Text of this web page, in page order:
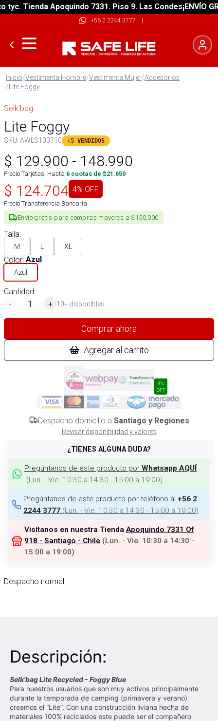
Tienda Apoquindo 7331. Piso 9. Las Condes¡ENVÍO
+56 2 2244 3777 |
Inicio/Vestimenta Hombre/Vestimenta Mujer/Accesorios
/Lite Foggy
Selk'bag
Lite Foggy
SKU: AWLS100710 +5 VENDIDOS
$ 129.900 - 148.990
Precio Tarjetas: Hasta 6 cuotas de $21.650
$ 124.704 4% OFF
Precio Transferencia Bancaria
Envío gratis para compras mayores a $150.000
Talla:
M L XL
Color: Azul
Azul
Cantidad:
-
+ 10+ disponibles
Comprar ahora
Agregar al carrito
4%
OFF
Despacho domicilio a Santiago y Regiones
Revisar disponibilidad y valores
¿TIENES ALGUNA DUDA?
Pregúntanos de este producto por Whatsapp AQUÍ
(Lun. - Vie. 10:30 a 14:30 - 15:00 a 19:00)
Pregúntanos de este producto por teléfono al +56 2
2244 3777 (Lun. - Vie. 10:30 a 14:30 - 15:00 a 19:00)
Visítanos en nuestra Tienda Apoquindo 7331 Of
918 - Santiago - Chile (Lun. - Vie. 10:30 a 14:30 -
15:00 a 19:00)
Despacho normal
Descripción:
Selk'bag Lite Recycled - Foggy Blue
Para nuestros usuarios que son muy activos principalmente
durante la temporada de camping (primavera y verano)
creamos el “Lite”. Con una construcción liviana hecha de
materiales 100% reciclados este puede ser el compañero